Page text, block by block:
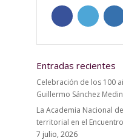
Entradas recientes
Celebración de los 100
Guillermo Sánchez
La Academia Nacional
territorial en el
7 julio, 2026